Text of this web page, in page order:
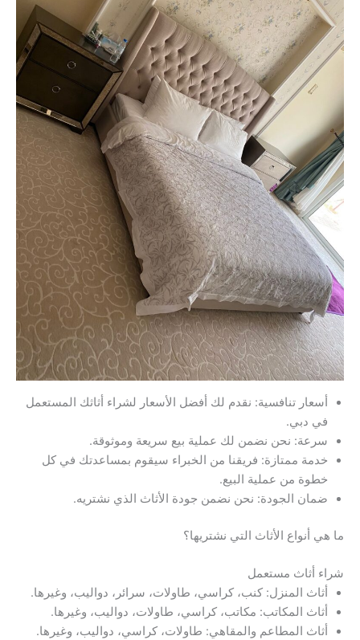
أسعار تنافسية: نقدم لك أفضل الأسعار لشراء أثاثك المستعمل
في دبي.
سرعة: نحن نضمن لك عملية بيع سريعة وموثوقة.
خدمة ممتازة: فريقنا من الخبراء سيقوم بمساعدتك في كل
خطوة من عملية البيع.
ضمان الجودة: نحن نضمن جودة الأثاث الذي نشتريه.
ما هي أنواع الأثاث التي نشتريها؟
شراء أثاث مستعمل
أثاث المنزل: كنب، كراسي، طاولات، سرائر، دواليب، وغيرها.
أثاث المكاتب: مكاتب، كراسي، طاولات، دواليب، وغيرها.
أثاث المطاعم والمقاهي: طاولات، كراسي، دواليب، وغيرها.